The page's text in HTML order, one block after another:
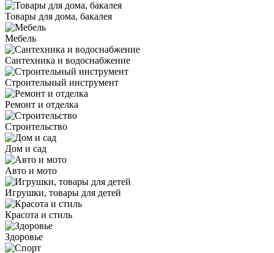
Товары для дома, бакалея
Мебель
Сантехника и водоснабжение
Строительный инструмент
Ремонт и отделка
Строительство
Дом и сад
Авто и мото
Игрушки, товары для детей
Красота и стиль
Здоровье